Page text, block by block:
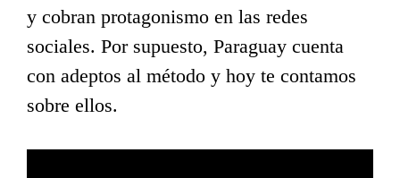
y cobran protagonismo en las redes
sociales. Por supuesto, Paraguay cuenta
con adeptos al método y hoy te contamos
sobre ellos.